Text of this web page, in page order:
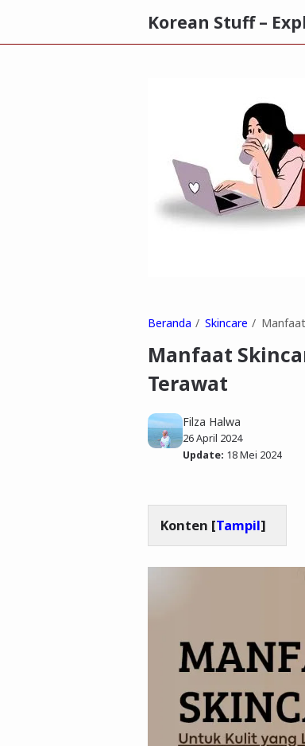
Korean Stuff –
Beranda Skincare
Manfaat
Terawat
Filza Halwa
26 April 2024
Update: 18 Mei 2024
Konten [Tampil]